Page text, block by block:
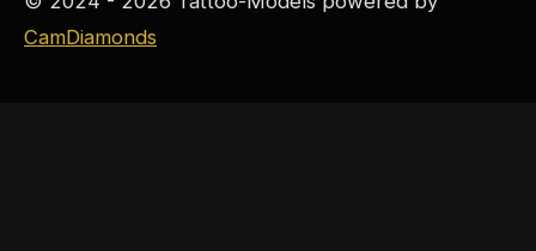
CamDiamonds